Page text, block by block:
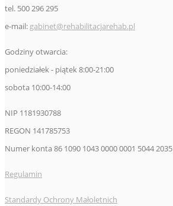
tel. 500 296 295
e-mail: gabinet@rehabilitacjarehab.pl
Godziny otwarcia:
poniedziałek - piątek 8:00-21:00
sobota 10:00-14:00
NIP 1181930788
REGON 141785753
Numer konta 86 1090 1043 0000 0001 5044 2035
Regulamin
Standardy Ochrony Małoletnich